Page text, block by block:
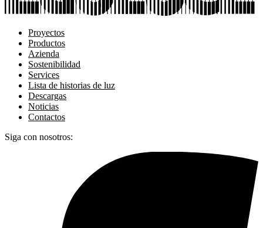
Proyectos
Productos
Azienda
Sostenibilidad
Services
Lista de historias de luz
Descargas
Noticias
Contactos
Siga con nosotros: